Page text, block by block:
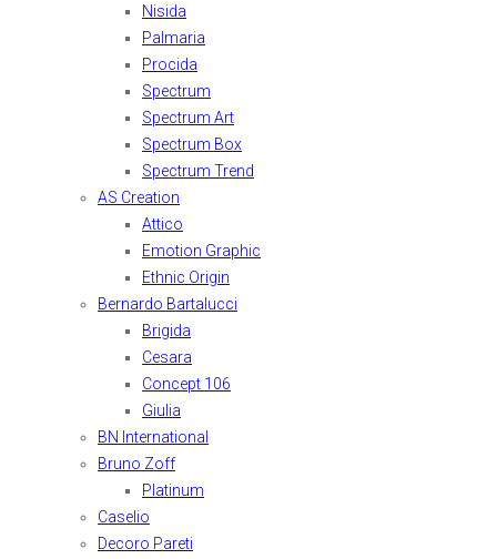
Nisida
Palmaria
Procida
Spectrum
Spectrum Art
Spectrum Box
Spectrum Trend
AS Creation
Attico
Emotion Graphic
Ethnic Origin
Bernardo Bartalucci
Brigida
Cesara
Concept 106
Giulia
BN International
Bruno Zoff
Platinum
Caselio
Decoro Pareti